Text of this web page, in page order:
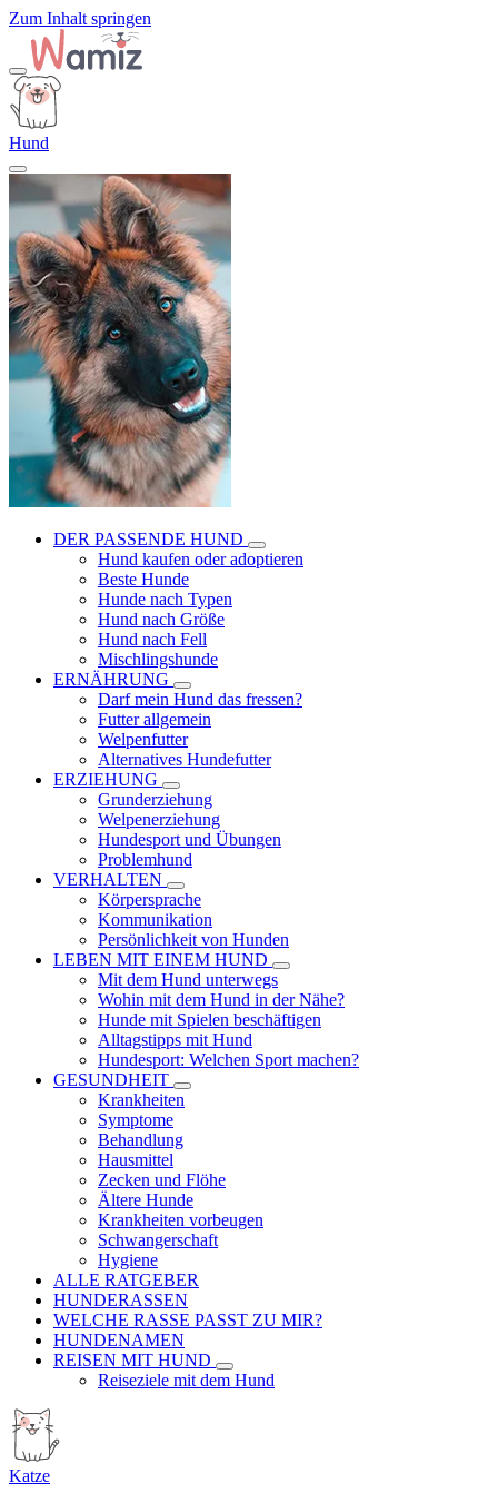
Zum Inhalt springen
Hund
DER PASSENDE HUND
Hund kaufen oder adoptieren
Beste Hunde
Hunde nach Typen
Hund nach Größe
Hund nach Fell
Mischlingshunde
ERNÄHRUNG
Darf mein Hund das fressen?
Futter allgemein
Welpenfutter
Alternatives Hundefutter
ERZIEHUNG
Grunderziehung
Welpenerziehung
Hundesport und Übungen
Problemhund
VERHALTEN
Körpersprache
Kommunikation
Persönlichkeit von Hunden
LEBEN MIT EINEM HUND
Mit dem Hund unterwegs
Wohin mit dem Hund in der Nähe?
Hunde mit Spielen beschäftigen
Alltagstipps mit Hund
Hundesport: Welchen Sport machen?
GESUNDHEIT
Krankheiten
Symptome
Behandlung
Hausmittel
Zecken und Flöhe
Ältere Hunde
Krankheiten vorbeugen
Schwangerschaft
Hygiene
ALLE RATGEBER
HUNDERASSEN
WELCHE RASSE PASST ZU MIR?
HUNDENAMEN
REISEN MIT HUND
Reiseziele mit dem Hund
Katze